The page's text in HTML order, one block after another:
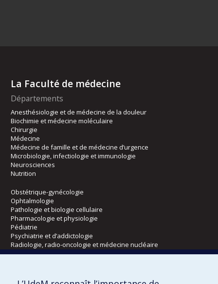
La Faculté de médecine
Départements
Anesthésiologie et de médecine de la douleur
Biochimie et médecine moléculaire
Chirurgie
Médecine
Médecine de famille et de médecine d’urgence
Microbiologie, infectiologie et immunologie
Neurosciences
Nutrition
Obstétrique-gynécologie
Ophtalmologie
Pathologie et biologie cellulaire
Pharmacologie et physiologie
Pédiatrie
Psychiatrie et d’addictologie
Radiologie, radio-oncologie et médecine nucléaire